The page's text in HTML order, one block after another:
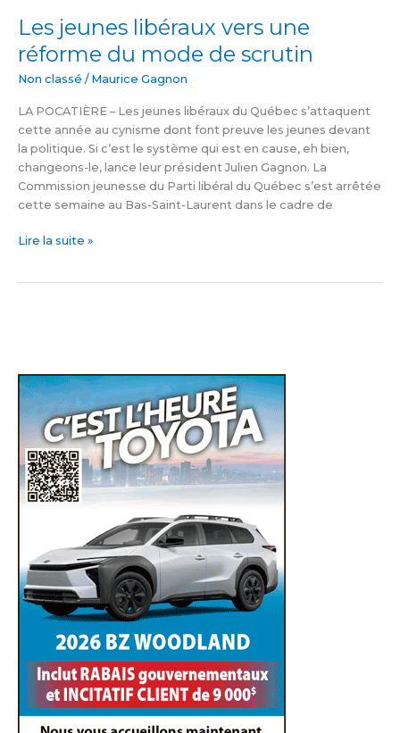
Les jeunes libéraux vers une
réforme du mode de scrutin
Non classé / Maurice Gagnon
LA POCATIÈRE – Les jeunes libéraux du Québec s’attaquent
cette année au cynisme dont font preuve les jeunes devant
la politique. Si c’est le système qui est en cause, eh bien,
changeons-le, lance leur président Julien Gagnon. La
Commission jeunesse du Parti libéral du Québec s’est arrêtée
cette semaine au Bas-Saint-Laurent dans le cadre de
Les
libéraux
vers
réforme
du
mode
de
scrutin
Lire la suite »